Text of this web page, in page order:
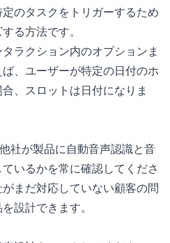
のタスクをトリガーするため
る方法です。
ラクション内のオプションま
、ユーザーが特定の日付のホ
、スロットは日付になりま
社が製品に自動音声認識と音
いるかを常に確認してくださ
まだ対応していない顧客の問
設計できます。